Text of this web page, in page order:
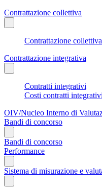
Contrattazione collettiva
Contrattazione collettiva
Contrattazione integrativa
Contratti integrativi
Costi contratti integrativi
OIV/Nucleo Interno di
Bandi di concorso
Bandi di concorso
Performance
Sistema di misurazione e